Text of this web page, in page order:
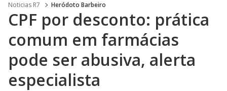
Noticias R7 Heródoto Barbeiro
CPF por desconto: prática
comum em farmácias
pode ser abusiva, alerta
especialista